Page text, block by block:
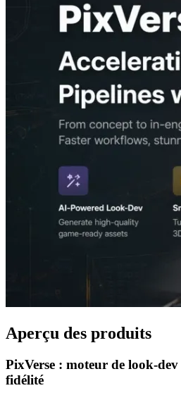
Aperçu des produits
PixVerse : moteur de look-
fidélité